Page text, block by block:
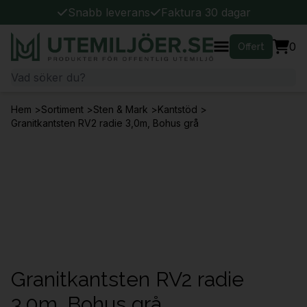
Snabb leverans Faktura 30 dagar
Offert 0
Hem >Sortiment >Sten & Mark >Kantstöd >
Granitkantsten RV2 radie 3,0m, Bohus grå
Granitkantsten RV2 radie